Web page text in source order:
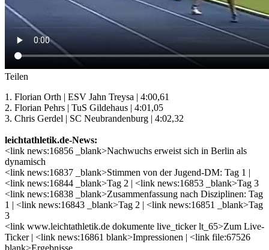
Teilen
1. Florian Orth | ESV Jahn Treysa | 4:00,61
2. Florian Pehrs | TuS Gildehaus | 4:01,05
3. Chris Gerdel | SC Neubrandenburg | 4:02,32
leichtathletik.de-News:
<link news:16856 _blank>Nachwuchs erweist sich in Berlin als
dynamisch
<link news:16837 _blank>Stimmen von der Jugend-DM: Tag 1 |
<link news:16844 _blank>Tag 2 | <link news:16853 _blank>Tag 3
<link news:16838 _blank>Zusammenfassung nach Disziplinen: Tag
1 | <link news:16843 _blank>Tag 2 | <link news:16851 _blank>Tag
3
<link www.leichtathletik.de dokumente live_ticker lt_65>Zum Live-
Ticker | <link news:16861 blank>Impressionen | <link file:67526
blank>Ergebnisse